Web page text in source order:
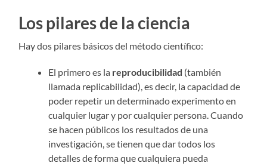
Los pilares de la ciencia
Hay dos pilares básicos del método científico:
El primero es la reproducibilidad (también
llamada replicabilidad), es decir, la capacidad de
poder repetir un determinado experimento en
cualquier lugar y por cualquier persona. Cuando
se hacen públicos los resultados de una
investigación, se tienen que dar todos los
detalles de forma que cualquiera pueda